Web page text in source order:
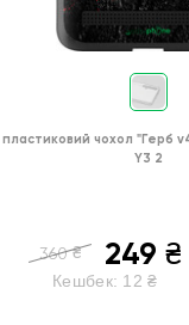
пластиковий чохол "Герб
Y3 2
360 ₴ 249 ₴
Кешбек: 12 ₴